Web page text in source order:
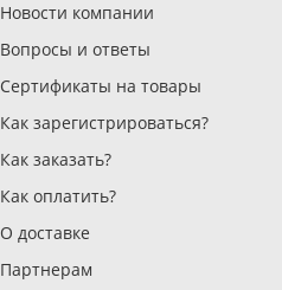
Новости компании
Вопросы и ответы
Сертификаты на товары
Как зарегистрироваться?
Как заказать?
Как оплатить?
О доставке
Партнерам